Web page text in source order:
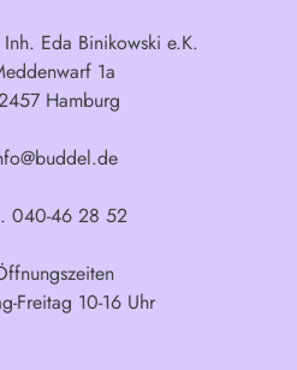
Eda Binikowski e.K.
1a
Hamburg
040-46 28 52
Freitag 10-16 Uhr